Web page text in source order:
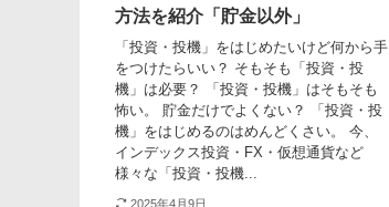
方法を紹介「貯金以外」
「投資・投機」をはじめたいけど何から手
をつけたらいい？ そもそも「投資・投
機」は必要？ 「投資・投機」はそもそも
怖い。 貯金だけでよくない？ 「投資・投
機」をはじめるのはめんどくさい。 今、
インデックス投資・FX・仮想通貨など
様々な「投資・投機...
2025年4月9日